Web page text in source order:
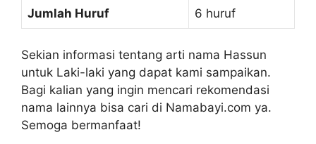
Jumlah Huruf 6 huruf
Sekian informasi tentang arti nama Hassun
untuk Laki-laki yang dapat kami sampaikan.
Bagi kalian yang ingin mencari rekomendasi
nama lainnya bisa cari di Namabayi.com ya.
Semoga bermanfaat!